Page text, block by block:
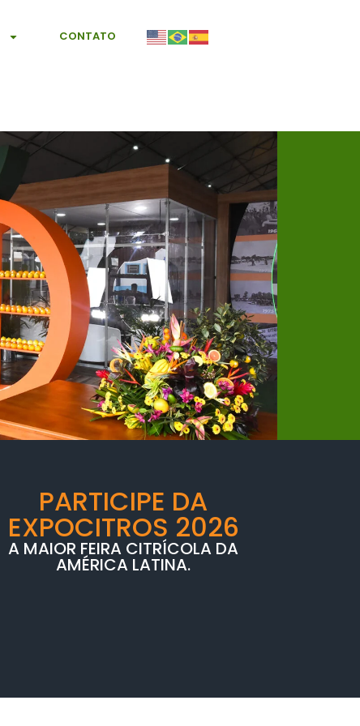
CONTATO
PARTICIPE DA
EXPOCITROS 2026
A MAIOR FEIRA CITRÍCOLA DA
AMÉRICA LATINA.